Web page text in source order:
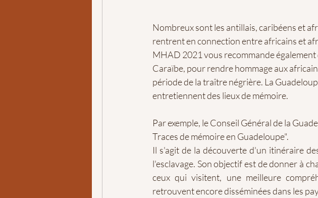
Nombreux sont les antillais, caribéens et
rentrent en connection entre africains et
MHAD 2021 vous recommande
Caraïbe, pour rendre hommage aux
période de la traître négrière. La
entretiennent des lieux de mémoire.
Par exemple, le Conseil Général de la
Traces de mémoire en Guadeloupe".
Il s'agit de la découverte d'un itinéraire
l'esclavage. Son objectif est de donner à
ceux qui visitent, une meilleure
retrouvent encore disséminées dans les